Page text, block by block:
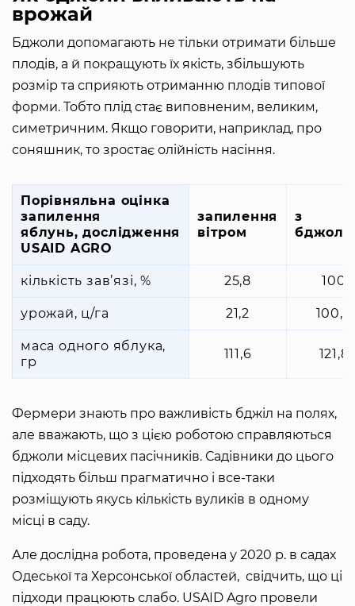
врожай
Бджоли допомагають не тільки отримати більше
плодів, а й покращують їх якість, збільшують
розмір та сприяють отриманню плодів типової
форми. Тобто плід стає виповненим, великим,
симетричним. Якщо говорити, наприклад, про
соняшник, то зростає олійність насіння.
Порівняльна оцінка
запилення
яблунь, дослідження
USAID AGRO
запилення
вітром
з
кількість зав’язі, % 25,8 100
урожай, ц/га 21,2 100,4
маса одного яблука,
гр
111,6 121,8
Фермери знають про важливість бджіл на полях,
але вважають, що з цією роботою справляються
бджоли місцевих пасічників. Садівники до цього
підходять більш прагматично і все-таки
розміщують якусь кількість вуликів в одному
місці в саду.
Але дослідна робота, проведена у 2020 р. в садах
Одеської та Херсонської областей, свідчить, що ці
підходи працюють слабо. USAID Agro провели